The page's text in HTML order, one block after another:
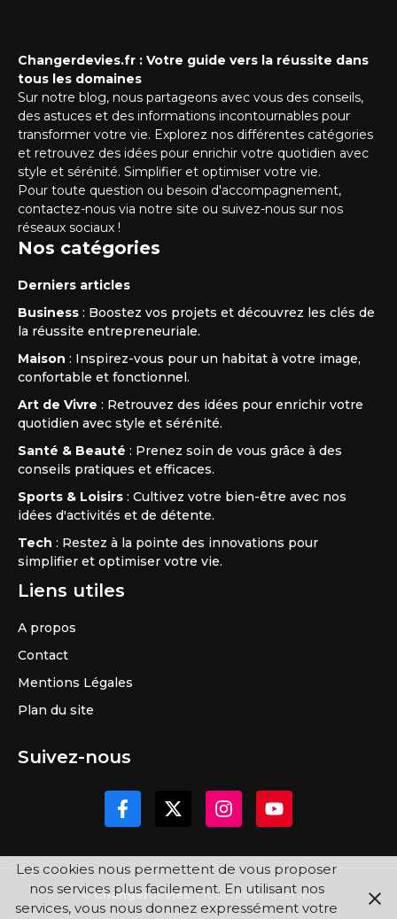
Changerdevies.fr : Votre guide vers la réussite dans
tous les domaines
Sur notre blog, nous partageons avec vous des conseils,
des astuces et des informations incontournables pour
transformer votre vie. Explorez nos différentes catégories
et retrouvez des idées pour enrichir votre quotidien avec
style et sérénité. Simplifier et optimiser votre vie.
Pour toute question ou besoin d'accompagnement,
contactez-nous via notre site ou suivez-nous sur nos
réseaux sociaux !
Nos catégories
Derniers articles
Business : Boostez vos projets et découvrez les clés de
la réussite entrepreneuriale.
Maison : Inspirez-vous pour un habitat à votre image,
confortable et fonctionnel.
Art de Vivre : Retrouvez des idées pour enrichir votre
quotidien avec style et sérénité.
Santé & Beauté : Prenez soin de vous grâce à des
conseils pratiques et efficaces.
Sports & Loisirs : Cultivez votre bien-être avec nos
idées d'activités et de détente.
Tech : Restez à la pointe des innovations pour
simplifier et optimiser votre vie.
Liens utiles
A propos
Contact
Mentions Légales
Plan du site
Suivez-nous
©Changerdevies| Tous droits réservés
Les cookies nous permettent de vous proposer
nos services plus facilement. En utilisant nos
services, vous nous donnez expressément votre